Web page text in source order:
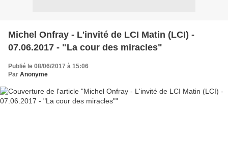
Michel Onfray - L'invité de LCI Matin (LCI) -
07.06.2017 - "La cour des miracles"
Publié le 08/06/2017 à 15:06
Par Anonyme